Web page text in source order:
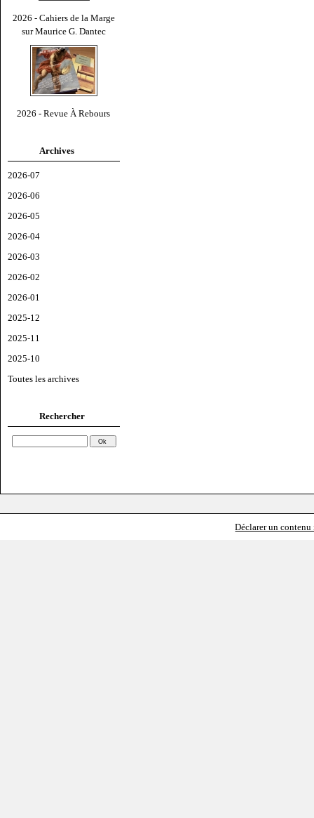
2026 - Cahiers de la Marge
sur Maurice G. Dantec
2026 - Revue À Rebours
Archives
2026-07
2026-06
2026-05
2026-04
2026-03
2026-02
2026-01
2025-12
2025-11
2025-10
Toutes les archives
Rechercher
Déclarer un